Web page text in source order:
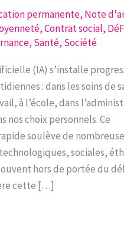
permanente, Note
,Contrat social,
, Santé, Société
(IA) s’installe
: dans les soins de
à l’école, dans
nos choix personnels. Ce
soulève de
sociales,
hors de portée du
cette […]